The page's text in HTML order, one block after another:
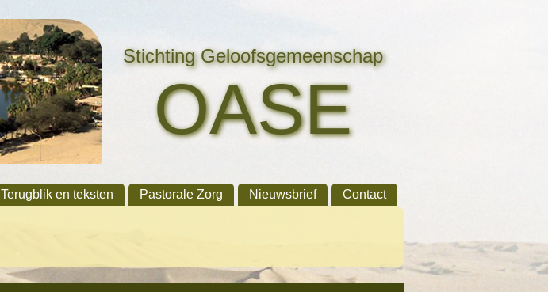
Stichting Geloofsgemeenschap
OASE
Terugblik en teksten Pastorale Zorg Nieuwsbrief Contact